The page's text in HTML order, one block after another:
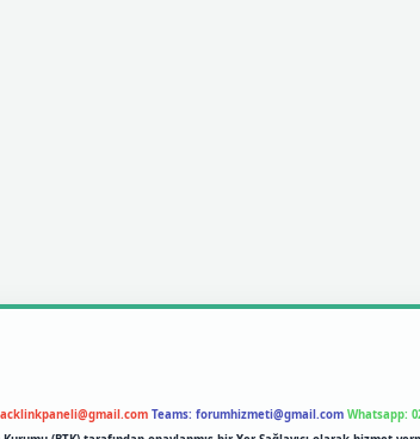
Teams: forumhizmeti@gmail.com Whatsapp: